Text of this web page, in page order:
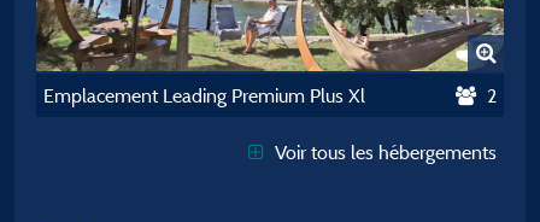
Emplacement Leading Premium Plus Xl 2
Voir tous les hébergements